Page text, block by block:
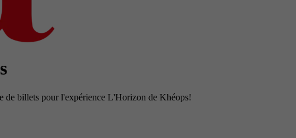
de billets pour l'expérience L'Horizon de Khéops!